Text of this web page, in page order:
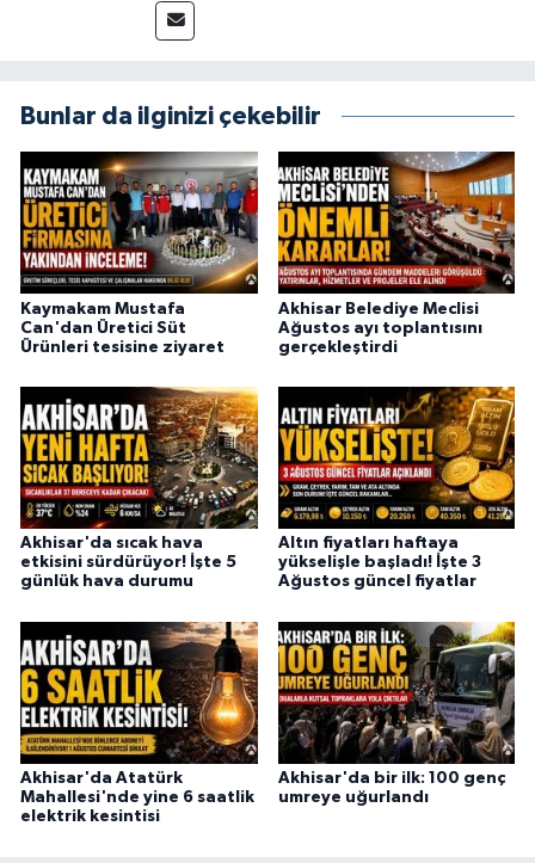
Bunlar da ilginizi çekebilir
Kaymakam Mustafa
Can'dan Üretici Süt
Ürünleri tesisine ziyaret
Akhisar Belediye Meclisi
Ağustos ayı toplantısını
gerçekleştirdi
Akhisar'da sıcak hava
etkisini sürdürüyor! İşte 5
günlük hava durumu
Altın fiyatları haftaya
yükselişle başladı! İşte 3
Ağustos güncel fiyatlar
Akhisar'da Atatürk
Mahallesi'nde yine 6 saatlik
elektrik kesintisi
Akhisar'da bir ilk: 100 genç
umreye uğurlandı